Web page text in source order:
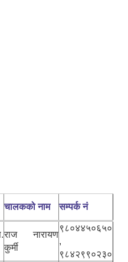
चालकको नाम सम्पर्क नं
राज नारायण
कुर्मी
९८०४४५०६५०
,
९८४२९९०२३०